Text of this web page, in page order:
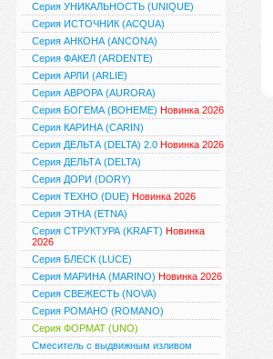
Серия УНИКАЛЬНОСТЬ (UNIQUE)
Серия ИСТОЧНИК (ACQUA)
Серия АНКОНА (ANCONA)
Серия ФАКЕЛ (ARDENTE)
Серия АРЛИ (ARLIE)
Серия АВРОРА (AURORA)
Серия БОГЕМА (BOHEME) Новинка 2026
Серия КАРИНА (CARIN)
Серия ДЕЛЬТА (DELTA) 2.0 Новинка 2026
Серия ДЕЛЬТА (DELTA)
Серия ДОРИ (DORY)
Серия ТЕХНО (DUE) Новинка 2026
Серия ЭТНА (ETNA)
Серия СТРУКТУРА (KRAFT) Новинка
2026
Серия БЛЕСК (LUCE)
Серия МАРИНА (MARINO) Новинка 2026
Серия СВЕЖЕСТЬ (NOVA)
Серия РОМАНО (ROMANO)
Серия ФОРМАТ (UNO)
Смеситель с выдвижным изливом